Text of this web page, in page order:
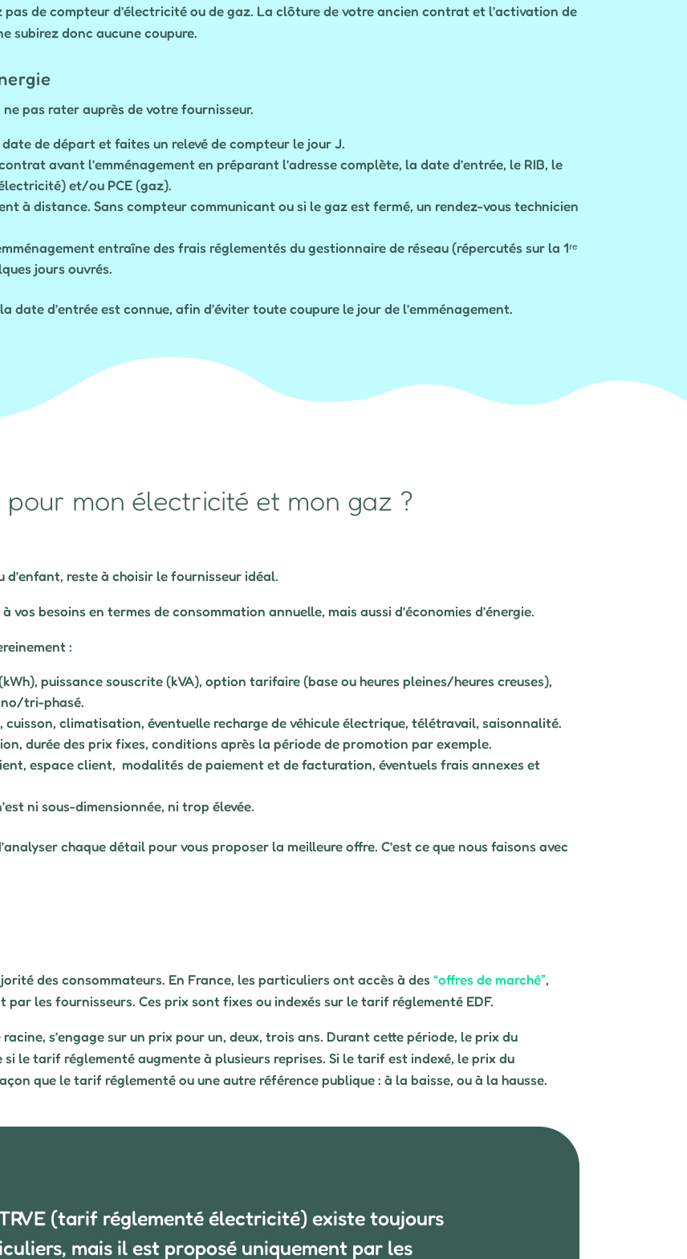
pas de compteur d’électricité ou de gaz. La clôture de votre ancien contrat et l’activation de
subirez donc aucune coupure.
pas rater auprès de votre fournisseur.
de départ et faites un relevé de compteur le jour J.
avant l’emménagement en préparant l’adresse complète, la date d’entrée, le RIB, le
et/ou PCE (gaz).
à distance. Sans compteur communicant ou si le gaz est fermé, un rendez-vous technicien
entraîne des frais réglementés du gestionnaire de réseau (répercutés sur la 1ʳᵉ
jours ouvrés.
date d’entrée est connue, afin d’éviter toute coupure le jour de l’emménagement.
mon électricité et mon gaz ?
d’enfant, reste à choisir le fournisseur idéal.
vos besoins en termes de consommation annuelle, mais aussi d’économies d’énergie.
:
puissance souscrite (kVA), option tarifaire (base ou heures pleines/heures creuses),
tri-phasé.
cuisson, climatisation, éventuelle recharge de véhicule électrique, télétravail, saisonnalité.
durée des prix fixes, conditions après la période de promotion par exemple.
espace client, modalités de paiement et de facturation, éventuels frais annexes et
ni sous-dimensionnée, ni trop élevée.
chaque détail pour vous proposer la meilleure offre. C’est ce que nous faisons avec
des consommateurs. En France, les particuliers ont accès à des“offres de marché”,
les fournisseurs. Ces prix sont fixes ou indexés sur le tarif réglementé EDF.
s’engage sur un prix pour un, deux, trois ans. Durant cette période, le prix du
le tarif réglementé augmente à plusieurs reprises. Si le tarif est indexé, le prix du
que le tarif réglementé ou une autre référence publique : à la baisse, ou à la hausse.
(tarif réglementé électricité) existe toujours
mais il est proposé uniquement par les